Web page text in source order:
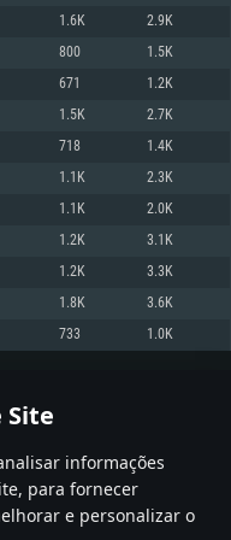
Site
informações
para fornecer
e personalizar o
77XX / NVIDIA GeForce
AMD/Nvidia para Mac.
Metal.
recentes (não mais de 6
recentes com suporte
suportada: 720p.
recentes (não mais de 6
com os drivers mais recentes
1.6K 2.9K
800 1.5K
671 1.2K
1.5K 2.7K
718 1.4K
1.1K 2.3K
1.1K 2.0K
1.2K 3.1K
1.2K 3.3K
1.8K 3.6K
733 1.0K